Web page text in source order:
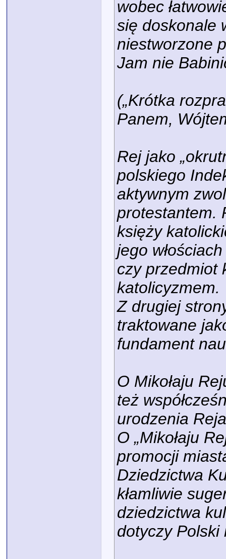
wobec
się doskonale
niestworzone
Jam nie
(„Krótka
Panem,
Rej jako
polskiego
aktywnym
protestantem.
księży
jego
czy przedmiot
katolicyzmem.
Z drugiej
traktowane
fundament
O Mikołaju
też
urodzenia
O „Mikołaju
promocji
Dziedzictwa
kłamliwie
dziedzictwa
dotyczy Polski